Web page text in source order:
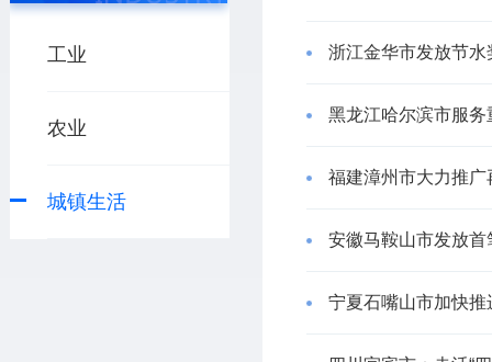
工业
农业
城镇生活
浙江金华市发放节
黑龙江哈尔滨市服务
福建漳州市大力推广
安徽马鞍山市发放首
宁夏石嘴山市加快